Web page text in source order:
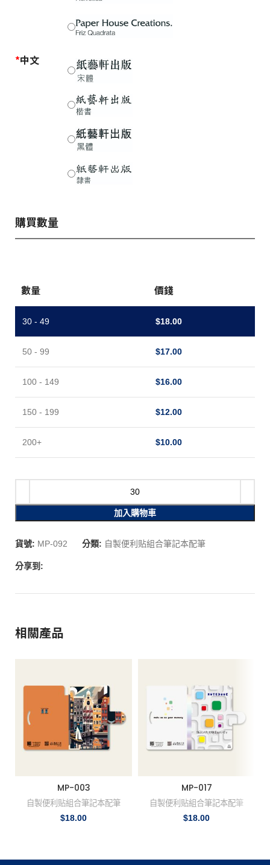
*中文
購買數量
加入購物車
數量 價錢
30 - 49 $18.00
50 - 99 $17.00
100 - 149 $16.00
150 - 199 $12.00
200+ $10.00
貨號: MP-092 分類: 自製便利贴組合筆記本配筆
分享到:
相關產品
MP-003
自製便利贴組合筆記本配筆
$18.00
MP-017
自製便利贴組合筆記本配筆
$18.00